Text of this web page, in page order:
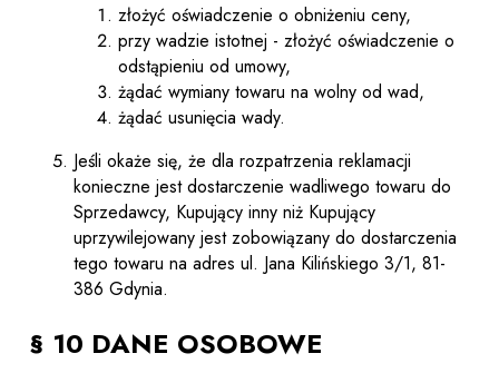
złożyć oświadczenie o obniżeniu ceny,
przy wadzie istotnej - złożyć oświadczenie o
odstąpieniu od umowy,
żądać wymiany towaru na wolny od wad,
żądać usunięcia wady.
Jeśli okaże się, że dla rozpatrzenia reklamacji
konieczne jest dostarczenie wadliwego towaru do
Sprzedawcy, Kupujący inny niż Kupujący
uprzywilejowany jest zobowiązany do dostarczenia
tego towaru na adres ul. Jana Kilińskiego 3/1, 81-
386 Gdynia.
§ 10 DANE OSOBOWE